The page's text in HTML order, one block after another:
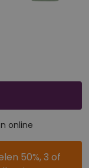
online
50%, 3 of